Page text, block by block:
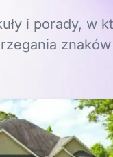
i porady, w